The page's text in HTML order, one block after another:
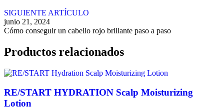
SIGUIENTE ARTÍCULO
junio 21, 2024
Cómo conseguir un cabello rojo brillante paso a paso
Productos relacionados
RE/START HYDRATION Scalp Moisturizing
Lotion